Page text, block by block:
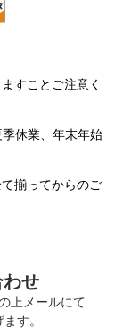
すことご注意く
休業、年末年始
揃ってからのご
せ
上メールにて
す。